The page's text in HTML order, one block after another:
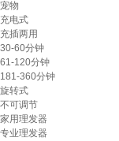
宠物
充电式
充插两用
30-60分钟
61-120分钟
181-360分钟
旋转式
不可调节
家用理发器
专业理发器